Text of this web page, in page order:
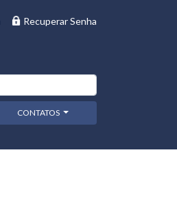
Recuperar Senha
CONTATOS